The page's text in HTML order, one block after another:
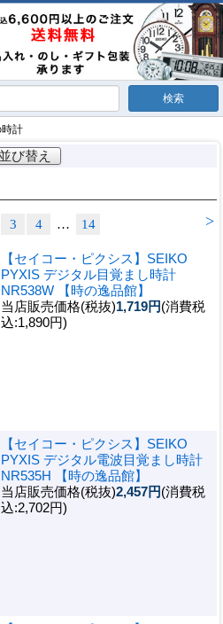
計
並び替え
>
3 4 … 14
【セイコー・ピクシス】SEIKO
PYXIS デジタル目覚まし時計
NR538W 【時の逸品館】
当店販売価格(税抜)1,719円(消費税
込:1,890円)
【セイコー・ピクシス】SEIKO
PYXIS デジタル電波目覚まし時計
NR535H 【時の逸品館】
当店販売価格(税抜)2,457円(消費税
込:2,702円)